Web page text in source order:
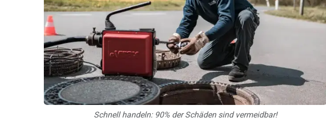
Schnell handeln: 90% der Schäden sind vermeidbar!